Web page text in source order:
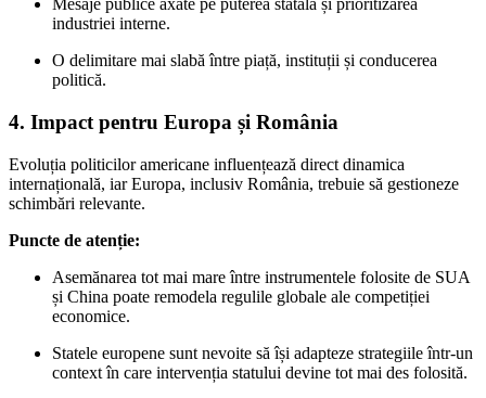
Mesaje publice axate pe puterea statală și prioritizarea
industriei interne.
O delimitare mai slabă între piață, instituții și conducerea
politică.
4. Impact pentru Europa și România
Evoluția politicilor americane influențează direct dinamica
internațională, iar Europa, inclusiv România, trebuie să gestioneze
schimbări relevante.
Puncte de atenție:
Asemănarea tot mai mare între instrumentele folosite de SUA
și China poate remodela regulile globale ale competiției
economice.
Statele europene sunt nevoite să își adapteze strategiile într-un
context în care intervenția statului devine tot mai des folosită.